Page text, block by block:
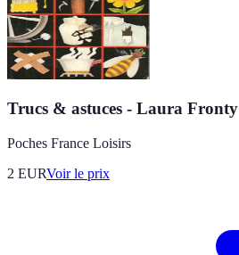
Trucs & astuces - Laura Fronty
Poches France Loisirs
2 EURVoir le prix